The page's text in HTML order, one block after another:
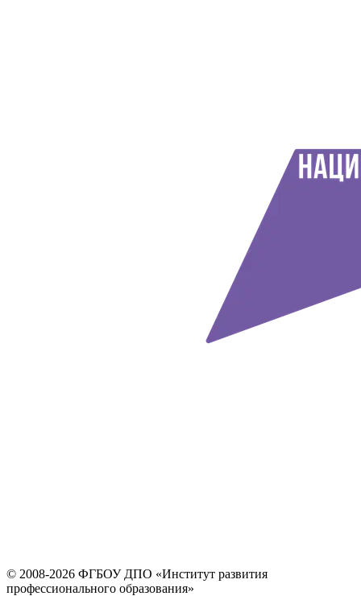
© 2008-2026 ФГБОУ ДПО «Институт развития
профессионального образования»